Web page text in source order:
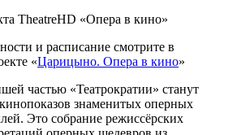
TheatreHD «Опера в кино»
и расписание смотрите в
«Царицыно. Опера в кино»
частью «Театрократии» станут
знаменитых оперных
Это собрание режиссёрских